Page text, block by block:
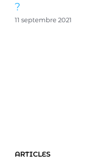
?
11 septembre 2021
ARTICLES